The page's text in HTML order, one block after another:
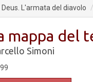
L'armata del diavolo
mappa del
Simoni